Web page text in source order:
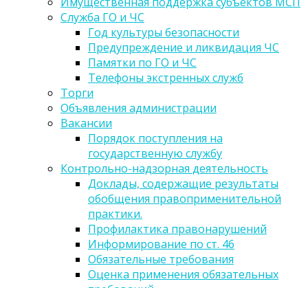
Служба ГО и ЧС
Год культуры безопасности
Предупреждение и ликвидация ЧС
Памятки по ГО и ЧС
Телефоны экстренных служб
Торги
Объявления администрации
Вакансии
Порядок поступления на
государственную службу
Контрольно-надзорная деятельность
Доклады, содержащие результаты
обобщения правоприменительной
практики.
Профилактика правонарушений
Информирование по ст. 46
Обязательные требования
Оценка применения обязательных